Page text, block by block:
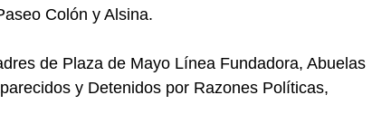
Colón y Alsina.
de Plaza de Mayo Línea Fundadora, Abuelas
y Detenidos por Razones Políticas,